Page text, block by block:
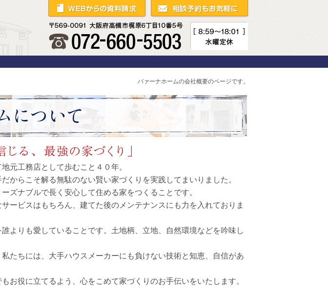
バァーナホームの会社概要のページです。
元工務店として歩むこと４０年。
からこそ解る無駄のない賢い家づくりを実践してまいりました。
ズナブルで長く安心して住める家をつくることです。
ービスはもちろん、建てた後のメンテナンスにも力を入れておりま
よりも愛していることです。土地柄、立地、自然環境などを吟味し
たちには、大手ハウスメーカーにも負けない技術と知恵、自信があ
お役に立てるよう、心をこめて家づくりのお手伝いをいたします。